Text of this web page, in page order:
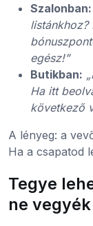
Szalonban:
listánkhoz?
egész!”
Butikban:
Ha itt
következő
A lényeg: a
Ha a csapatod
Tegye
ne